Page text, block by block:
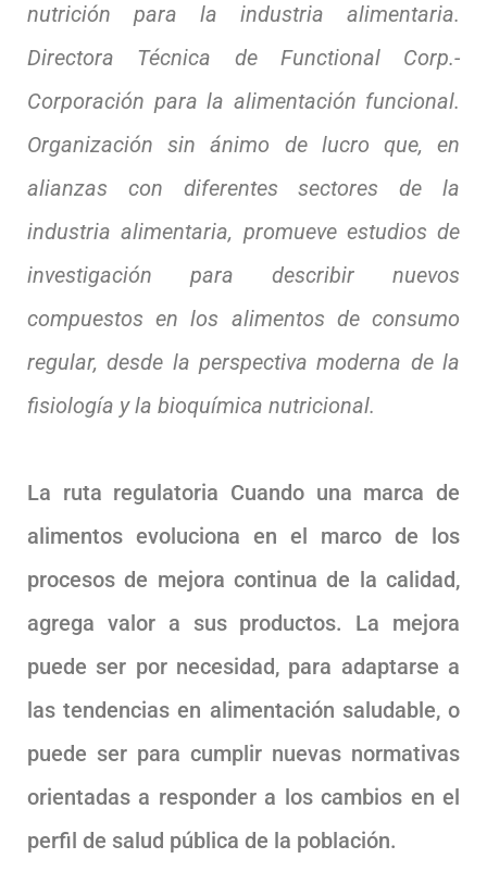
nutrición para la industria alimentaria.
Directora Técnica de Functional Corp.-
Corporación para la alimentación funcional.
Organización sin ánimo de lucro que, en
alianzas con diferentes sectores de la
industria alimentaria, promueve estudios de
investigación para describir nuevos
compuestos en los alimentos de consumo
regular, desde la perspectiva moderna de la
fisiología y la bioquímica nutricional.
La ruta regulatoria Cuando una marca de
alimentos evoluciona en el marco de los
procesos de mejora continua de la calidad,
agrega valor a sus productos. La mejora
puede ser por necesidad, para adaptarse a
las tendencias en alimentación saludable, o
puede ser para cumplir nuevas normativas
orientadas a responder a los cambios en el
perfil de salud pública de la población.